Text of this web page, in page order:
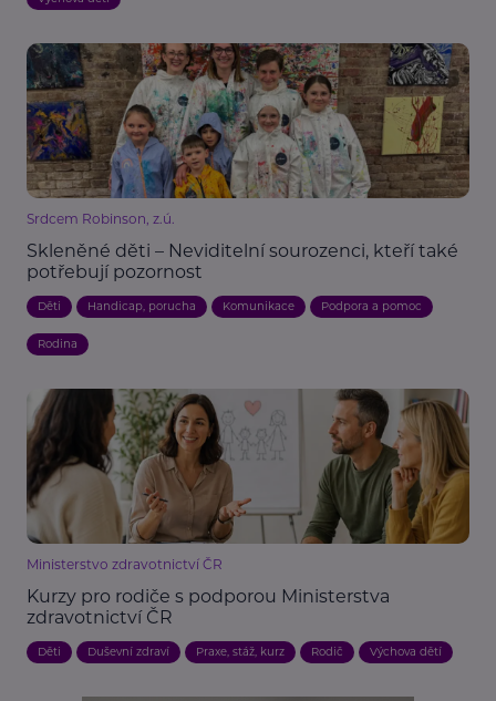
Srdcem Robinson, z.ú.
Skleněné děti – Neviditelní sourozenci, kteří také
potřebují pozornost
Děti Handicap, porucha Komunikace Podpora a pomoc
Rodina
Ministerstvo zdravotnictví ČR
Kurzy pro rodiče s podporou Ministerstva
zdravotnictví ČR
Děti Duševní zdraví Praxe, stáž, kurz Rodič Výchova dětí